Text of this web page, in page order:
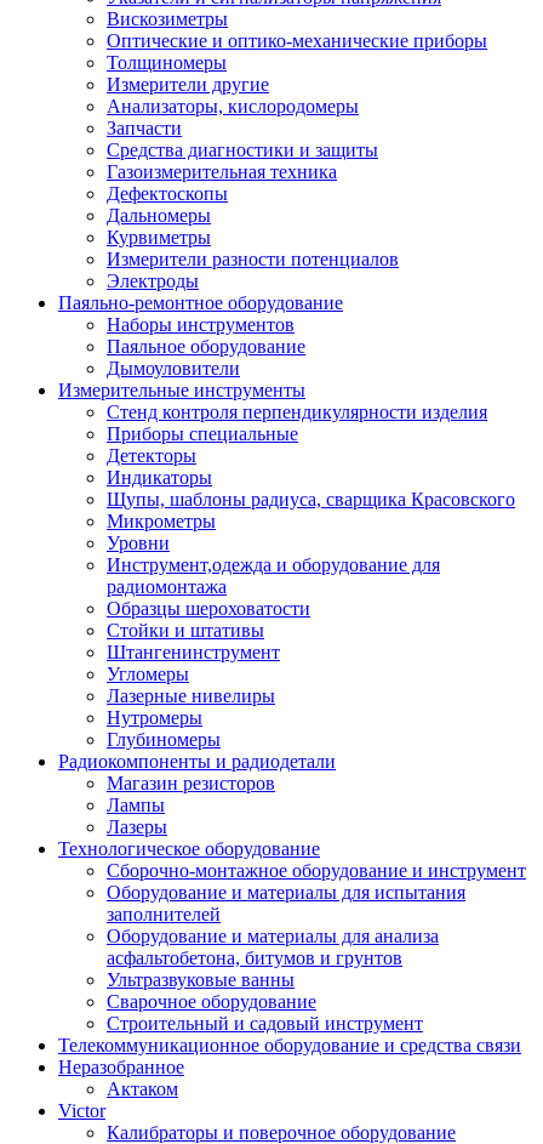
Вискозиметры
Оптические и оптико-механические приборы
Толщиномеры
Измерители другие
Анализаторы, кислородомеры
Запчасти
Средства диагностики и защиты
Газоизмерительная техника
Дефектоскопы
Дальномеры
Курвиметры
Измерители разности потенциалов
Электроды
Паяльно-ремонтное оборудование
Наборы инструментов
Паяльное оборудование
Дымоуловители
Измерительные инструменты
Стенд контроля перпендикулярности изделия
Приборы специальные
Детекторы
Индикаторы
Щупы, шаблоны радиуса, сварщика Красовского
Микрометры
Уровни
Инструмент,одежда и оборудование для
радиомонтажа
Образцы шероховатости
Стойки и штативы
Штангенинструмент
Угломеры
Лазерные нивелиры
Нутромеры
Глубиномеры
Радиокомпоненты и радиодетали
Магазин резисторов
Лампы
Лазеры
Технологическое оборудование
Сборочно-монтажное оборудование и инструмент
Оборудование и материалы для испытания
заполнителей
Оборудование и материалы для анализа
асфальтобетона, битумов и грунтов
Ультразвуковые ванны
Сварочное оборудование
Строительный и садовый инструмент
Телекоммуникационное оборудование и средства связи
Неразобранное
Актаком
Victor
Калибраторы и поверочное оборудование